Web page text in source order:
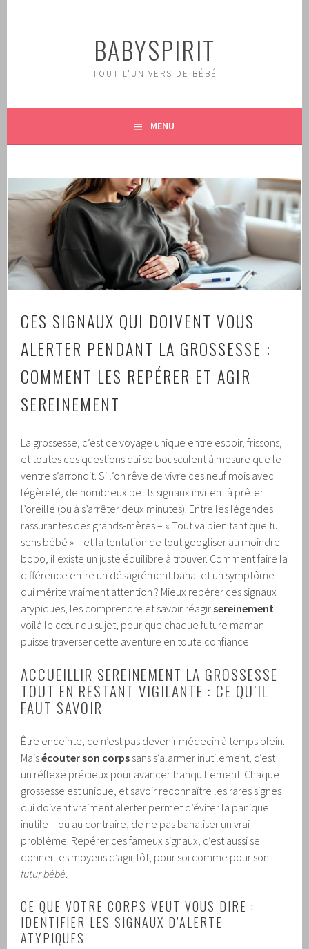
BABYSPIRIT
TOUT L'UNIVERS DE BÉBÉ
MENU
CES SIGNAUX QUI DOIVENT VOUS
ALERTER PENDANT LA GROSSESSE :
COMMENT LES REPÉRER ET AGIR
SEREINEMENT
La grossesse, c’est ce voyage unique entre espoir, frissons,
et toutes ces questions qui se bousculent à mesure que le
ventre s’arrondit. Si l’on rêve de vivre ces neuf mois avec
légèreté, de nombreux petits signaux invitent à prêter
l’oreille (ou à s’arrêter deux minutes). Entre les légendes
rassurantes des grands-mères – « Tout va bien tant que tu
sens bébé » – et la tentation de tout googliser au moindre
bobo, il existe un juste équilibre à trouver. Comment faire la
différence entre un désagrément banal et un symptôme
qui mérite vraiment attention ? Mieux repérer ces signaux
atypiques, les comprendre et savoir réagirsereinement :
voilà le cœur du sujet, pour que chaque future maman
puisse traverser cette aventure en toute confiance.
ACCUEILLIR SEREINEMENT LA GROSSESSE
TOUT EN RESTANT VIGILANTE : CE QU’IL
FAUT SAVOIR
Être enceinte, ce n’est pas devenir médecin à temps plein.
Maisécouter son corps sans s’alarmer inutilement, c’est
un réflexe précieux pour avancer tranquillement. Chaque
grossesse est unique, et savoir reconnaître les rares signes
qui doivent vraiment alerter permet d’éviter la panique
inutile – ou au contraire, de ne pas banaliser un vrai
problème. Repérer ces fameux signaux, c’est aussi se
donner les moyens d’agir tôt, pour soi comme pour son
futur bébé.
CE QUE VOTRE CORPS VEUT VOUS DIRE :
IDENTIFIER LES SIGNAUX D’ALERTE
ATYPIQUES